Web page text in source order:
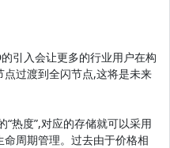
引入会让更多的行业用户在构
过渡到全闪节点,这将是未来
度”,对应的存储就可以采用
周期管理。过去由于价格相